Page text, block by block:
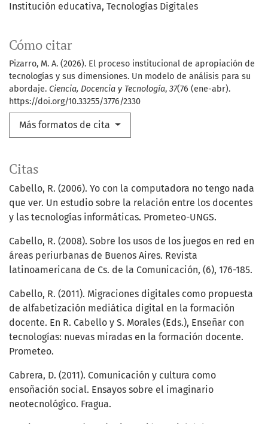
Institución educativa Tecnologías Digitales
Cómo citar
Pizarro, M. A. (2026). El proceso institucional de apropiación de
tecnologías y sus dimensiones. Un modelo de análisis para su
abordaje. Ciencia, Docencia y Tecnología, 37(76 (ene-abr).
https://doi.org/10.33255/3776/2330
Más formatos de cita
Citas
Cabello, R. (2006). Yo con la computadora no tengo nada
que ver. Un estudio sobre la relación entre los docentes
y las tecnologías informáticas. Prometeo-UNGS.
Cabello, R. (2008). Sobre los usos de los juegos en red en
áreas periurbanas de Buenos Aires. Revista
latinoamericana de Cs. de la Comunicación, (6), 176-185.
Cabello, R. (2011). Migraciones digitales como propuesta
de alfabetización mediática digital en la formación
docente. En R. Cabello y S. Morales (Eds.), Enseñar con
tecnologías: nuevas miradas en la formación docente.
Prometeo.
Cabrera, D. (2011). Comunicación y cultura como
ensoñación social. Ensayos sobre el imaginario
neotecnológico. Fragua.